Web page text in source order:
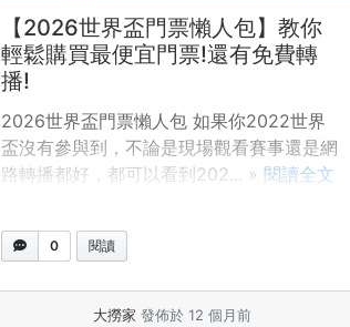
【2026世界盃門票懶人包】教你
輕鬆購買最便宜門票!還有免費轉
播!
2026世界盃門票懶人包 如果你2022世界
盃沒有參與到，不論是現場觀看賽事還是網
路轉播都好，都可以看到202... » 閱讀全文
0 閱讀
大撈家 發佈於 12 個月前